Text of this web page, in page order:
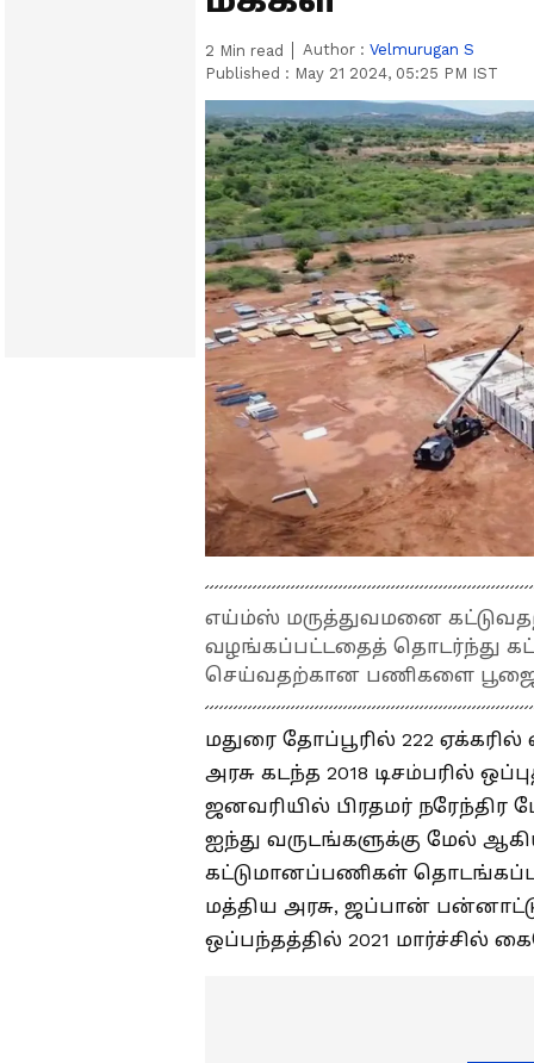
2 Min read Author : Velmurugan S
Published : May 21 2024, 05:25 PM IST
எய்ம்ஸ் மருத்துவமனை
வழங்கப்பட்டதைத் தொடர்ந்து
செய்வதற்கான பணிகளை
மதுரை தோப்பூரில் 222
அரசு கடந்த 2018 டிசம்பரில்
ஜனவரியில் பிரதமர் நரேந்திர
ஐந்து வருடங்களுக்கு மேல்
கட்டுமானப்பணிகள்
மத்திய அரசு, ஜப்பான்
ஒப்பந்தத்தில் 2021 மார்ச்சில்